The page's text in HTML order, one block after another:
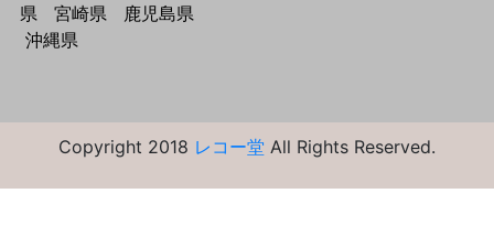
県
宮崎県
鹿児島県
沖縄県
Copyright 2018 レコー堂 All Rights Reserved.